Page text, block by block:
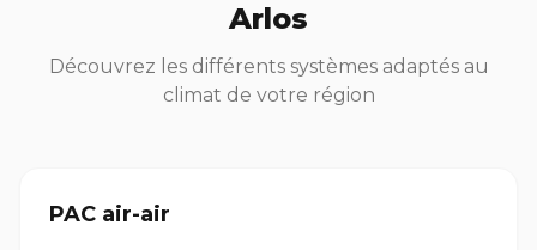
Arlos
Découvrez les différents systèmes adaptés au
climat de votre région
PAC air-air